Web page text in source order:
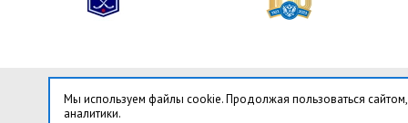
Мы используем файлы cookie. Продолжая пользоваться
аналитики.